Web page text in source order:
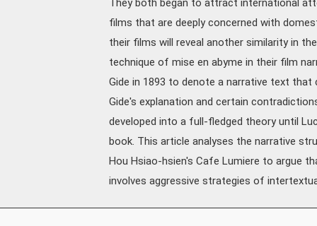
films that are deeply concerned with
their films will reveal another similarity in
technique of mise en abyme in their film
Gide in 1893 to denote a narrative text
Gide's explanation and certain
developed into a full-fledged theory until
book. This article analyses the narrative
Hou Hsiao-hsien's Cafe Lumiere to argue
involves aggressive strategies of